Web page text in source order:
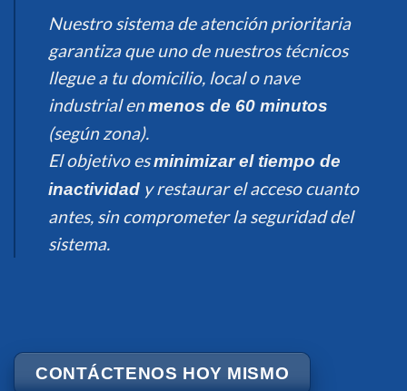
Nuestro sistema de atención prioritaria
garantiza que uno de nuestros técnicos
llegue a tu domicilio, local o nave
industrial enmenos de 60 minutos
(según zona).
El objetivo esminimizar el tiempo de
inactividad y restaurar el acceso cuanto
antes, sin comprometer la seguridad del
sistema.
CONTÁCTENOS HOY MISMO